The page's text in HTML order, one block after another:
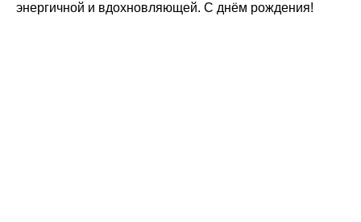
энергичной и вдохновляющей. С днём рождения!